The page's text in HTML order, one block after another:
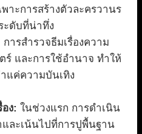
พาะการสร้างตัวละครวานร
ะดับที่น่าทึ่ง
การสำรวจธีมเรื่องความ
ร์ และการใช้อำนาจ ทำให้
แค่ความบันเทิง
อง: ในช่วงแรก การดำเนิน
และเน้นไปที่การปูพื้นฐาน